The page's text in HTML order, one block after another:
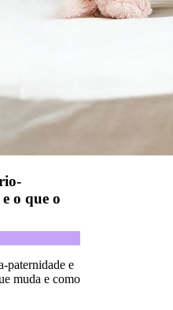
o que o
paternidade e
muda e como